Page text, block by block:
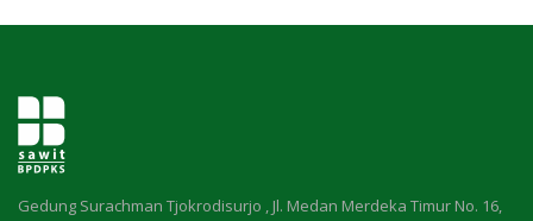
Gedung Surachman Tjokrodisurjo , Jl. Medan Merdeka Timur No. 16,